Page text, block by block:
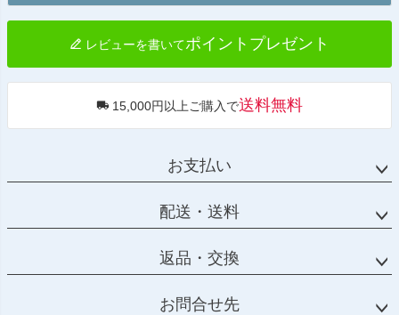
へ
レビューを書いてポイントプレゼント
15,000円以上ご購入で送料無料
お支払い
配送・送料
返品・交換
お問合せ先